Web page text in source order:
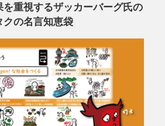
を重視するザッカーバーグ氏の
の名言知恵袋